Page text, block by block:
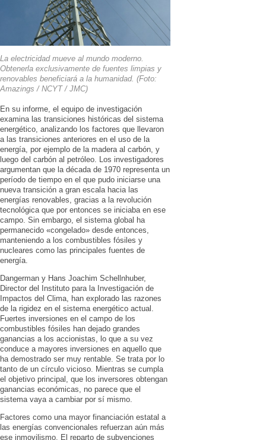
La electricidad mueve al mundo moderno.
Obtenerla exclusivamente de fuentes limpias y
renovables beneficiará a la humanidad. (Foto:
Amazings / NCYT / JMC)
En su informe, el equipo de investigación
examina las transiciones históricas del sistema
energético, analizando los factores que llevaron
a las transiciones anteriores en el uso de la
energía, por ejemplo de la madera al carbón, y
luego del carbón al petróleo. Los investigadores
argumentan que la década de 1970 representa un
período de tiempo en el que pudo iniciarse una
nueva transición a gran escala hacia las
energías renovables, gracias a la revolución
tecnológica que por entonces se iniciaba en ese
campo. Sin embargo, el sistema global ha
permanecido «congelado» desde entonces,
manteniendo a los combustibles fósiles y
nucleares como las principales fuentes de
energía.
Dangerman y Hans Joachim Schellnhuber,
Director del Instituto para la Investigación de
Impactos del Clima, han explorado las razones
de la rigidez en el sistema energético actual.
Fuertes inversiones en el campo de los
combustibles fósiles han dejado grandes
ganancias a los accionistas, lo que a su vez
conduce a mayores inversiones en aquello que
ha demostrado ser muy rentable. Se trata por lo
tanto de un círculo vicioso. Mientras se cumpla
el objetivo principal, que los inversores obtengan
ganancias económicas, no parece que el
sistema vaya a cambiar por sí mismo.
Factores como una mayor financiación estatal a
las energías convencionales refuerzan aún más
ese inmovilismo. El reparto de subvenciones